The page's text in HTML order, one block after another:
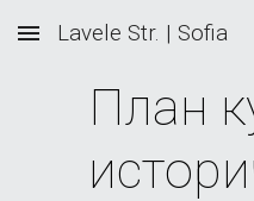
Skip to main content
Lavele Str. | Sofia
План